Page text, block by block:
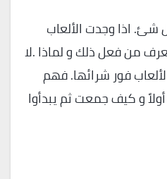
شئ. اذا وجدت الألعاب
من فعل ذلك و لماذا .لا
فور شرائها. فهم
و كيف جمعت ثم يبدأوا